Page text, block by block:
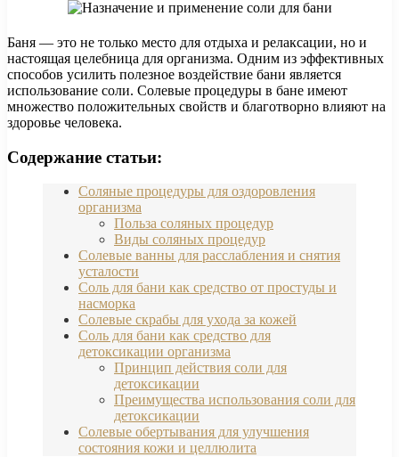
Баня — это не только место для отдыха и релаксации, но и
настоящая целебница для организма. Одним из эффективных
способов усилить полезное воздействие бани является
использование соли. Солевые процедуры в бане имеют
множество положительных свойств и благотворно влияют на
здоровье человека.
Содержание статьи:
Соляные процедуры для оздоровления
организма
Польза соляных процедур
Виды соляных процедур
Солевые ванны для расслабления и снятия
усталости
Соль для бани как средство от простуды и
насморка
Солевые скрабы для ухода за кожей
Соль для бани как средство для
детоксикации организма
Принцип действия соли для
детоксикации
Преимущества использования соли для
детоксикации
Солевые обертывания для улучшения
состояния кожи и целлюлита